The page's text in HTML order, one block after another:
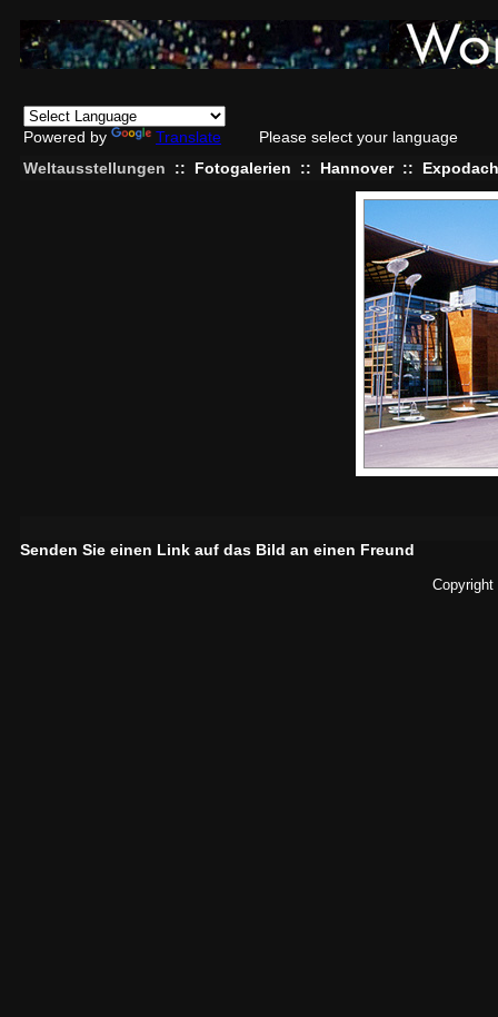
Powered by Translate
Please select your language
Weltausstellungen
:: Fotogalerien :: Hannover :: Expodach
Senden Sie einen Link auf das Bild an einen Freund